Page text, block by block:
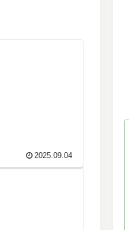
2025.09.04